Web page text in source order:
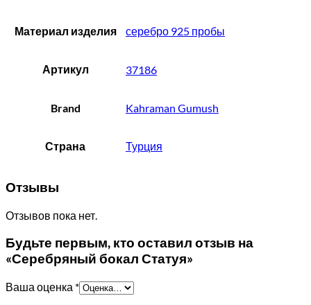
Материал изделия серебро 925 пробы
Артикул 37186
Brand Kahraman Gumush
Страна Турция
Отзывы
Отзывов пока нет.
Будьте первым, кто оставил отзыв на
«Серебряный бокал Статуя»
Ваша оценка *